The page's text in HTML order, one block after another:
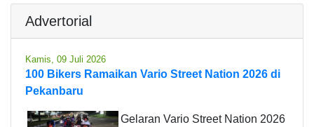
Advertorial
Kamis, 09 Juli 2026
100 Bikers Ramaikan Vario Street Nation 2026 di
Pekanbaru
Gelaran Vario Street Nation 2026